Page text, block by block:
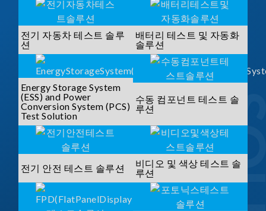
전기 자동차 테스트 솔루
션
배터리 테스트 및 자동화
솔루션
Energy Storage System
(ESS) and Power
Conversion System (PCS)
Test Solution
수동 컴포넌트 테스트 솔
루션
전기 안전 테스트 솔루션
비디오 및 색상 테스트 솔
루션